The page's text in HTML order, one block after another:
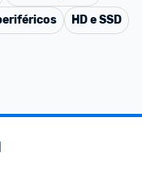
HD e SSD